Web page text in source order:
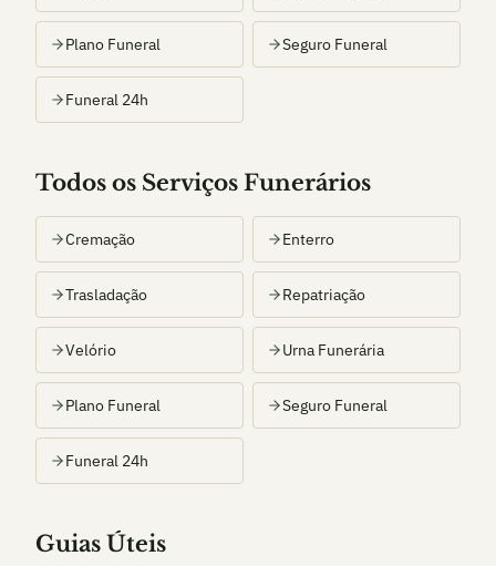
Plano Funeral Seguro Funeral
Funeral 24h
Todos os Serviços Funerários
Cremação Enterro
Trasladação Repatriação
Velório Urna Funerária
Plano Funeral Seguro Funeral
Funeral 24h
Guias Úteis